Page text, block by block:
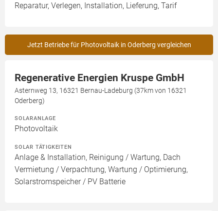
Reparatur, Verlegen, Installation, Lieferung, Tarif
Jetzt Betriebe für Photovoltaik in Oderberg vergleichen
Regenerative Energien Kruspe GmbH
Asternweg 13, 16321 Bernau-Ladeburg (37km von 16321
Oderberg)
SOLARANLAGE
Photovoltaik
SOLAR TÄTIGKEITEN
Anlage & Installation, Reinigung / Wartung, Dach
Vermietung / Verpachtung, Wartung / Optimierung,
Solarstromspeicher / PV Batterie